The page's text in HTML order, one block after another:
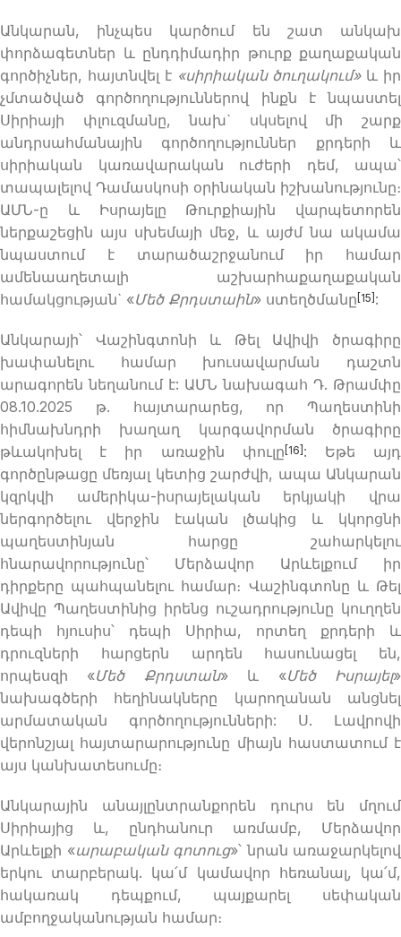
Անկարան, ինչպես կարծում են շատ անկախ
փորձագետներ և ընդդիմադիր թուրք քաղաքական
գործիչներ, հայտնվել է «սիրիական ծուղակում» և իր
չմտածված գործողություններով ինքն է նպաստել
Սիրիայի փլուզմանը, նախ` սկսելով մի շարք
անդրսահմանային գործողություններ քրդերի և
սիրիական կառավարական ուժերի դեմ, ապա՝
տապալելով Դամասկոսի օրինական իշխանությունը։
ԱՄՆ-ը և Իսրայելը Թուրքիային վարպետորեն
ներքաշեցին այս սխեմայի մեջ, և այժմ նա ակամա
նպաստում է տարածաշրջանում իր համար
ամենաաղետալի աշխարհաքաղաքական
համակցության` «Մեծ Քրդստաին» ստեղծմանը [15] :
Անկարայի՝ Վաշինգտոնի և Թել Ավիվի ծրագիրը
խափանելու համար խուսավարման դաշտն
արագորեն նեղանում է: ԱՄՆ նախագահ Դ. Թրամփը
08.10.2025 թ. հայտարարեց, որ Պաղեստինի
հիմնախնդրի խաղաղ կարգավորման ծրագիրը
թևակոխել է իր առաջին փուլը [16] : Եթե այդ
գործընթացը մեռյալ կետից շարժվի, ապա Անկարան
կզրկվի ամերիկա-իսրայելական երկյակի վրա
ներգործելու վերջին էական լծակից և կկորցնի
պաղեստինյան հարցը շահարկելու
հնարավորությունը՝ Մերձավոր Արևելքում իր
դիրքերը պահպանելու համար։ Վաշինգտոնը և Թել
Ավիվը Պաղեստինից իրենց ուշադրությունը կուղղեն
դեպի հյուսիս՝ դեպի Սիրիա, որտեղ քրդերի և
դրուզների հարցերն արդեն հասունացել են,
որպեսզի «Մեծ Քրդստան» և «Մեծ Իսրայել»
նախագծերի հեղինակները կարողանան անցնել
արմատական գործողությունների: Ս. Լավրովի
վերոնշյալ հայտարարությունը միայն հաստատում է
այս կանխատեսումը։
Անկարային անայլընտրանքորեն դուրս են մղում
Սիրիայից և, ընդհանուր առմամբ, Մերձավոր
Արևելքի «արաբական գոտուց»՝ նրան առաջարկելով
երկու տարբերակ. կա՛մ կամավոր հեռանալ, կա՛մ,
հակառակ դեպքում, պայքարել սեփական
ամբողջականության համար։